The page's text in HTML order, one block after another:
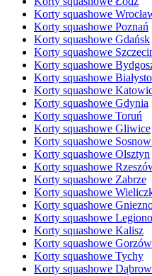
Korty squashowe
Korty squashowe Poznań
Korty squashowe Gdańsk
Korty squashowe
Korty squashowe
Korty squashowe
Korty squashowe
Korty squashowe Gdynia
Korty squashowe Toruń
Korty squashowe Gliwice
Korty squashowe
Korty squashowe Olsztyn
Korty squashowe
Korty squashowe Zabrze
Korty squashowe
Korty squashowe
Korty squashowe
Korty squashowe Kalisz
Korty squashowe
Korty squashowe Tychy
Korty squashowe